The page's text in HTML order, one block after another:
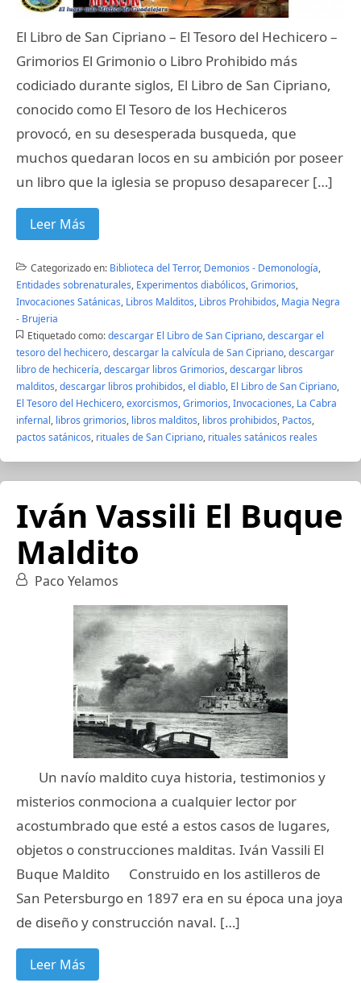
El Libro de San Cipriano – El Tesoro del Hechicero –
Grimorios El Grimonio o Libro Prohibido más
codiciado durante siglos, El Libro de San Cipriano,
conocido como El Tesoro de los Hechiceros
provocó, en su desesperada busqueda, que
muchos quedaran locos en su ambición por poseer
un libro que la iglesia se propuso desaparecer […]
Leer Más
Categorizado en: Biblioteca del Terror, Demonios - Demonología,
Entidades sobrenaturales, Experimentos diabólicos,Grimorios,
Invocaciones Satánicas, Libros Malditos, Libros Prohibidos, Magia Negra
- Brujeria
Etiquetado como: descargar El Libro de San Cipriano,descargar el
tesoro del hechicero,descargar la calvícula de San Cipriano,descargar
libro de hechicería,descargar libros Grimorios,descargar libros
malditos,descargar libros prohibidos,el diablo, El Libro de San Cipriano,
El Tesoro del Hechicero,exorcismos,Grimorios,Invocaciones, La Cabra
infernal, libros grimorios, libros malditos, libros prohibidos, Pactos,
pactos satánicos, rituales de San Cipriano, rituales satánicos reales
Iván Vassili El Buque
Maldito
Paco Yelamos
Un navío maldito cuya historia, testimonios y
misterios conmociona a cualquier lector por
acostumbrado que esté a estos casos de lugares,
objetos o construcciones malditas. Iván Vassili El
Buque Maldito Construido en los astilleros de
San Petersburgo en 1897 era en su época una joya
de diseño y construcción naval. […]
Leer Más